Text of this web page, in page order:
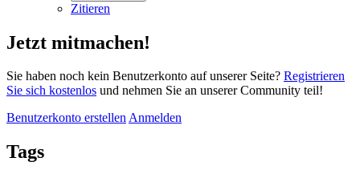
Zitieren
Jetzt mitmachen!
Sie haben noch kein Benutzerkonto auf unserer Seite? Registrieren
Sie sich kostenlos und nehmen Sie an unserer Community teil!
Benutzerkonto erstellenAnmelden
Tags